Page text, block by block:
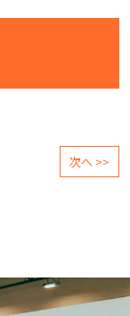
次へ >>